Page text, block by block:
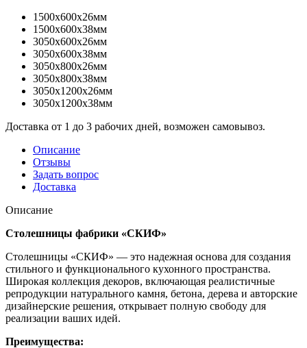
1500x600x26мм
1500x600x38мм
3050x600x26мм
3050x600x38мм
3050x800x26мм
3050x800x38мм
3050x1200x26мм
3050x1200x38мм
Доставка от 1 до 3 рабочих дней, возможен самовывоз.
Описание
Отзывы
Задать вопрос
Доставка
Описание
Столешницы фабрики «СКИФ»
Столешницы «СКИФ» — это надежная основа для создания
стильного и функционального кухонного пространства.
Широкая коллекция декоров, включающая реалистичные
репродукции натурального камня, бетона, дерева и авторские
дизайнерские решения, открывает полную свободу для
реализации ваших идей.
Преимущества: